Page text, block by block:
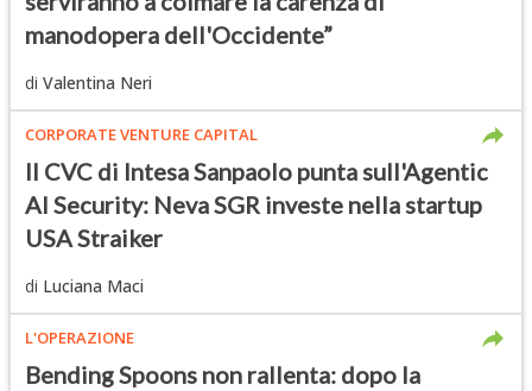
manodopera dell'Occidente”
di Valentina Neri
CORPORATE VENTURE CAPITAL
Il CVC di Intesa Sanpaolo punta sull'Agentic
AI Security: Neva SGR investe nella startup
USA Straiker
di Luciana Maci
L'OPERAZIONE
Bending Spoons non rallenta: dopo la